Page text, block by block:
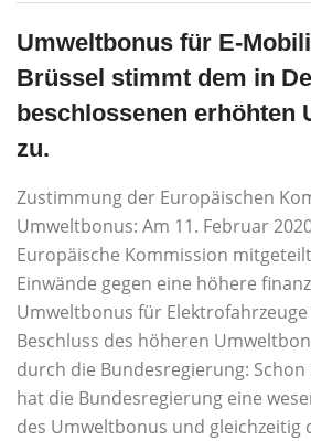
Umweltbonus für E-
Brüssel stimmt dem in
beschlossenen erhöhten
zu.
Zustimmung der Europäischen
Umweltbonus: Am 11. Februar
Europäische Kommission
Einwände gegen eine höhere
Umweltbonus für
Beschluss des höheren
durch die Bundesregierung:
hat die Bundesregierung eine
des Umweltbonus und gleichzeitig